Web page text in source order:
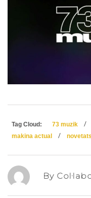
Tag Cloud: 73 muzik /
makina actual / novetats
By